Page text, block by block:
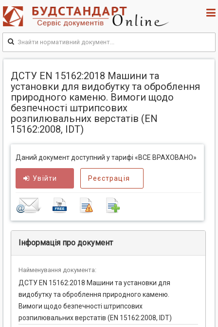
ДСТУ EN 15162:2018 Машини та
установки для видобутку та оброблення
природного каменю. Вимоги щодо
безпечності штрипсових
розпилювальних верстатів (EN
15162:2008, IDT)
Даний документ доступний у тарифі «ВСЕ ВРАХОВАНО»
Увійти Реєстрація
Інформація про документ
Найменування документа:
ДСТУ EN 15162:2018 Машини та установки для
видобутку та оброблення природного каменю.
Вимоги щодо безпечності штрипсових
розпилювальних верстатів (EN 15162:2008, IDT)